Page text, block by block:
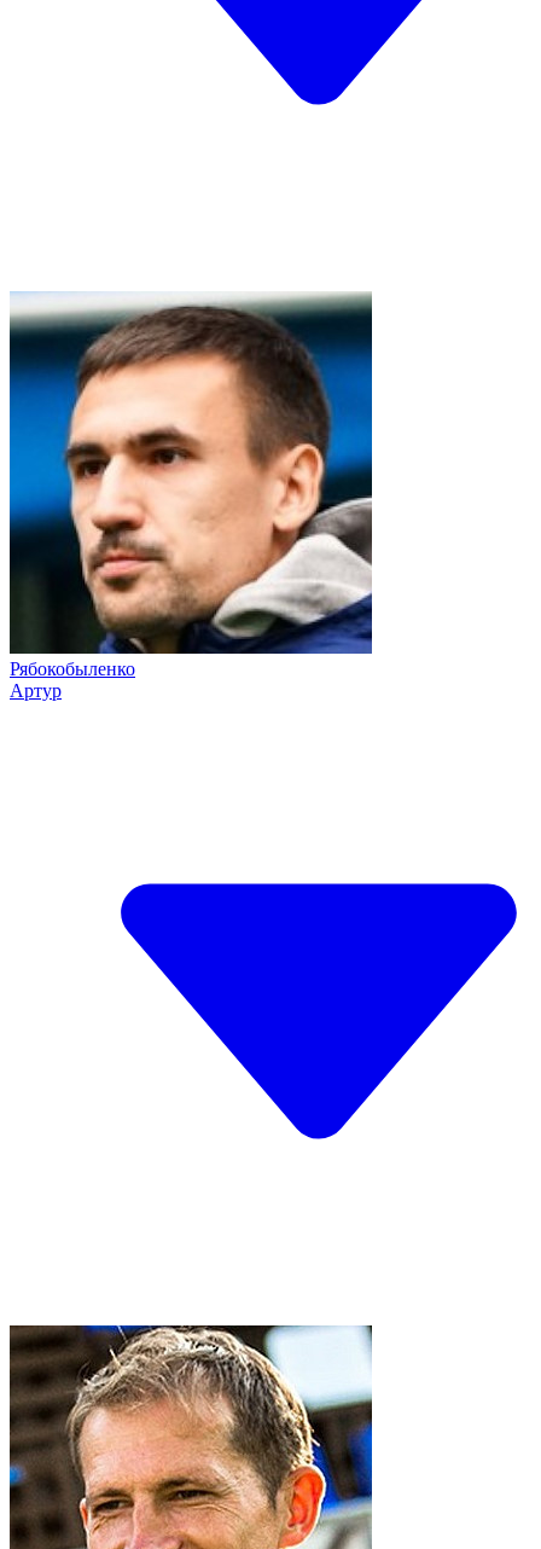
Рябокобыленко
Артур